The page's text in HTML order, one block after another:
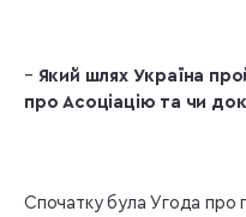
– Який шлях Україна
про Асоціацію та чи
Спочатку була Угода про